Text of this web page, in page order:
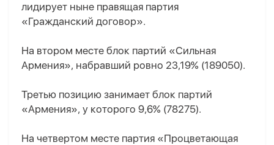
лидирует ныне правящая партия
«Гражданский договор».
На втором месте блок партий «Сильная
Армения», набравший ровно 23,19% (189050).
Третью позицию занимает блок партий
«Армения», у которого 9,6% (78275).
На четвертом месте партия «Процветающая